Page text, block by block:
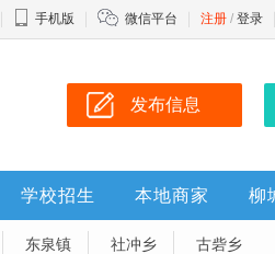
手机版 微信平台 注册 / 登录
发布信息
学校招生 本地商家 柳
东泉镇 社冲乡 古砦乡